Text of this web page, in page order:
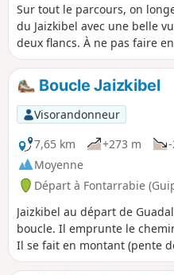
Sur tout le parcours, on
du Jaizkibel avec une belle
deux flancs. À ne pas faire
de chasse à la palombe.
Boucle Jaizkibel
Visorandonneur
7,65 km
+273 m
Moyenne
Départ à Fontarrabie
Jaizkibel au départ de
boucle. Il emprunte le
Il se fait en montant (pente
puis le retour se fait par la